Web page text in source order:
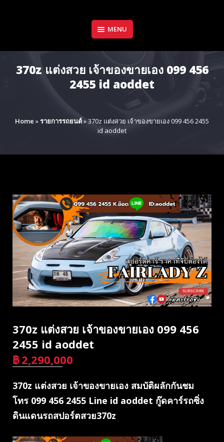
MENU
370z แต่งสวย เจ้าของขายเอง 099 456
2455 id aoddet
Home »รายการรถยนต์»370z แต่งสวย เจ้าของขายเอง 099 456 2455
id aoddet
370z แต่งสวย เจ้าของขายเอง 099 456
2455 id aoddet
฿ 2,290,000
370z แต่งสวย เจ้าของขายเอง สมบัติผลักกันชม
โทร 099 456 2455 Line id aoddet กู๊ดคาร์รถซิ่ง
ดินแดนรถสปอร์ตสวย370z